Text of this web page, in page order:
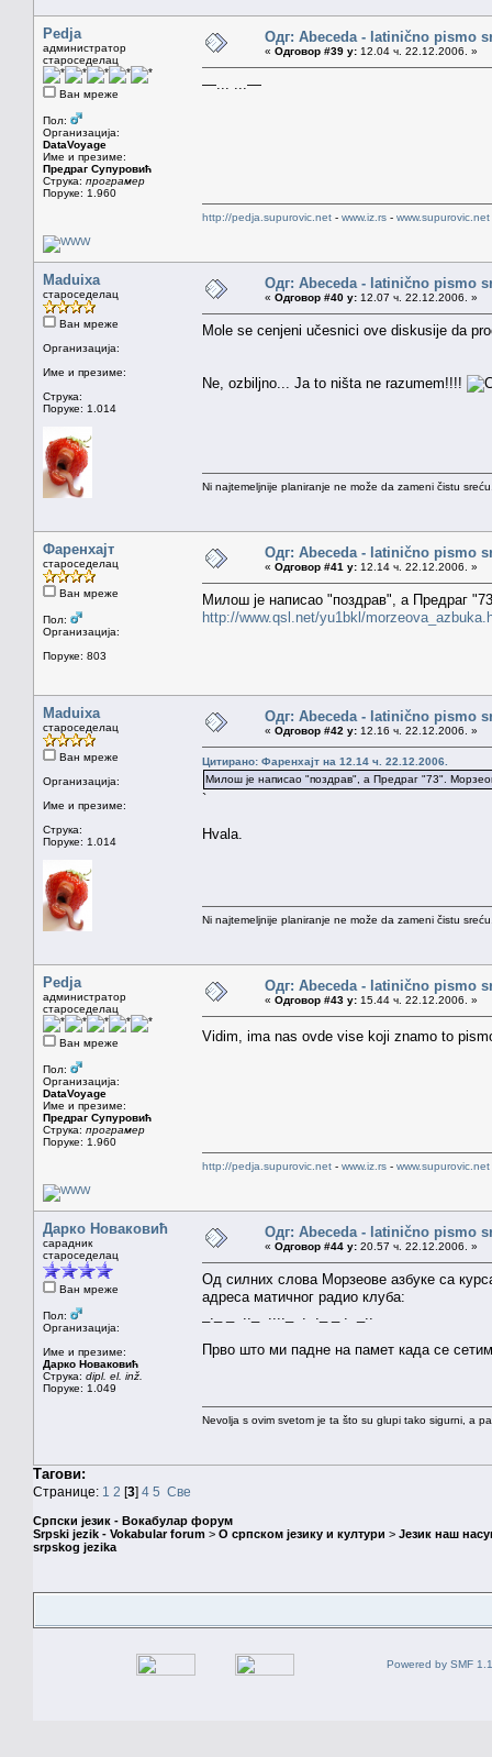
Pedja
администратор
староседелац
Ван мреже
Пол:
Организација:
DataVoyage
Име и презиме:
Предраг Супуровић
Струка: програмер
Поруке: 1.960
Одг: Abeceda - latinično pismo
« Одговор #39 у: 12.04 ч. 22.12.2006. »
—... ...—
http://pedja.supurovic.net - www.iz.rs - www.supurovic.net
Maduixa
староседелац
Ван мреже
Организација:
Име и презиме:
Струка:
Поруке: 1.014
Одг: Abeceda - latinično pismo
« Одговор #40 у: 12.07 ч. 22.12.2006. »
Mole se cenjeni učesnici ove diskusije da
Ne, ozbiljno... Ja to ništa ne razumem!!!!
Ni najtemeljnije planiranje ne može da zameni čistu
Фаренхајт
староседелац
Ван мреже
Пол:
Организација:
Поруке: 803
Одг: Abeceda - latinično pismo
« Одговор #41 у: 12.14 ч. 22.12.2006. »
Милош је написао "поздрав", а Предраг
http://www.qsl.net/yu1bkl/
Maduixa
староседелац
Ван мреже
Организација:
Име и презиме:
Струка:
Поруке: 1.014
Одг: Abeceda - latinično pismo
« Одговор #42 у: 12.16 ч. 22.12.2006. »
Цитирано: Фаренхајт на 12.14 ч. 22.12.2006.
Милош је написао "поздрав", а Предраг "73".
`
Hvala.
Ni najtemeljnije planiranje ne može da zameni čistu
Pedja
администратор
староседелац
Ван мреже
Пол:
Организација:
DataVoyage
Име и презиме:
Предраг Супуровић
Струка: програмер
Поруке: 1.960
Одг: Abeceda - latinično pismo
« Одговор #43 у: 15.44 ч. 22.12.2006. »
Vidim, ima nas ovde vise koji znamo to
http://pedja.supurovic.net - www.iz.rs - www.supurovic.net
Дарко Новаковић
сарадник
староседелац
Ван мреже
Пол:
Организација:
Име и презиме:
Дарко Новаковић
Струка: dipl. el. inž.
Поруке: 1.049
Одг: Abeceda - latinično pismo
« Одговор #44 у: 20.57 ч. 22.12.2006. »
Од силних слова Морзеове азбуке са
адреса матичног радио клуба:
Прво што ми падне на памет када се
Nevolja s ovim svetom je ta što su glupi tako sigurni, a
Тагови:
Странице: 1 2 [3] 4 5 Све
Српски језик - Вокабулар форум
Srpski jezik - Vokabular forum > О српском језику и култури > Језик наш
srpskog jezika
Powered by SMF